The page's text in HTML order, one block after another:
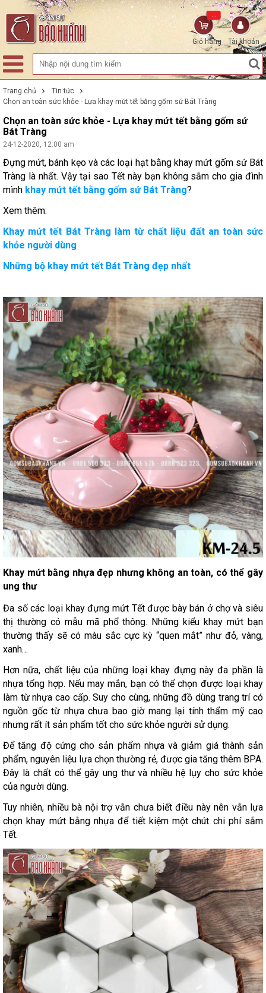
Tài khoản
Giỏ hàng
...
Trang chủ
Tin tức
Chọn an toàn sức khỏe - Lựa khay mứt tết bằng gốm sứ Bát Tràng
Chọn an toàn sức khỏe - Lựa khay mứt tết bằng gốm sứ
Bát Tràng
24-12-2020, 12:00 am
Đựng mứt, bánh kẹo và các loại hạt bằng khay mứt gốm sứ Bát
Tràng là nhất. Vậy tại sao Tết này bạn không sắm cho gia đình
mình khay mứt tết bằng gốm sứ Bát Tràng?
Xem thêm:
Khay mứt tết Bát Tràng làm từ chất liệu đất an toàn sức
khỏe người dùng
Những bộ khay mứt tết Bát Tràng đẹp nhất
Khay mứt bằng nhựa đẹp nhưng không an toàn, có thể gây
ung thư
Đa số các loại khay đựng mứt Tết được bày bán ở chợ và siêu
thị thường có mẫu mã phổ thông. Những kiểu khay mứt bạn
thường thấy sẽ có màu sắc cực kỳ “quen mắt” như đỏ, vàng,
xanh…
Hơn nữa, chất liệu của những loại khay đựng này đa phần là
nhựa tổng hợp. Nếu may mắn, bạn có thể chọn được loại khay
làm từ nhựa cao cấp. Suy cho cùng, những đồ dùng trang trí có
nguồn gốc từ nhựa chưa bao giờ mang lại tính thẩm mỹ cao
nhưng rất ít sản phẩm tốt cho sức khỏe người sử dụng.
​Để tăng độ cứng cho sản phẩm nhựa và giảm giá thành sản
phẩm, nguyên liệu lựa chọn thường rẻ, được gia tăng thêm BPA.
Đây là chất có thể gây ung thư và nhiều hệ lụy cho sức khỏe
của người dùng.
Tuy nhiên, nhiều bà nội trợ vẫn chưa biết điều này nên vẫn lựa
chọn khay mứt bằng nhựa để tiết kiệm một chút chi phí sắm
Tết.